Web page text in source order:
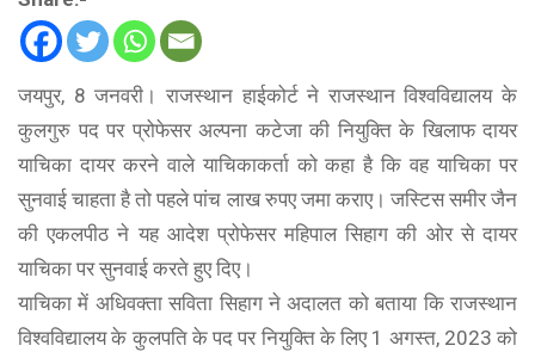
जयपुर, 8 जनवरी। राजस्थान हाईकोर्ट ने राजस्थान विश्वविद्यालय के
कुलगुरु पद पर प्रोफेसर अल्पना कटेजा की नियुक्ति के खिलाफ दायर
याचिका दायर करने वाले याचिकाकर्ता को कहा है कि वह याचिका पर
सुनवाई चाहता है तो पहले पांच लाख रुपए जमा कराए। जस्टिस समीर जैन
की एकलपीठ ने यह आदेश प्रोफेसर महिपाल सिहाग की ओर से दायर
याचिका पर सुनवाई करते हुए दिए।
याचिका में अधिवक्ता सविता सिहाग ने अदालत को बताया कि राजस्थान
विश्वविद्यालय के कुलपति के पद पर नियुक्ति के लिए 1 अगस्त, 2023 को